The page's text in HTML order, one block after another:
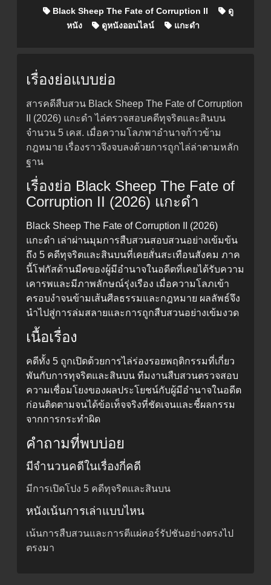
Black Sheep The Fate of Corruption II
ดู
หนัง
ดูหนังออนไลน์ แกะดำ
เรื่องย่อแบบย่อ
สารคดีสืบสวน Black Sheep The Fate of Corruption
II (2026) แกะดำ ไล่ตรวจสอบคดีทุจริตและสินบน
จำนวน 5 เคส. เมื่อความโลภพาอำนาจก้าวข้าม
กฎหมาย เรื่องราวจึงจบลงด้วยการถูกไล่ล่าตามหลัก
ฐาน
เรื่องย่อ Black Sheep The Fate of
Corruption II (2026) แกะดำ
Black Sheep The Fate of Corruption II (2026)
แกะดำ เล่าผ่านมุมการสืบสวนสอบสวนอย่างเข้มข้น
ถึง 5 คดีทุจริตและสินบนที่เคยสั่นสะเทือนสังคม ภาค
นี้โฟกัสด้านมืดของผู้มีอำนาจในอดีตที่เคยได้รับความ
เคารพและมีภาพลักษณ์รุ่งเรือง เมื่อความโลภเข้า
ครอบงำจนข้ามเส้นศีลธรรมและกฎหมาย ผลลัพธ์จึง
นำไปสู่การล่มสลายและการถูกสืบสวนอย่างเข้มงวด
เนื้อเรื่อง
คดีทั้ง 5 ถูกเปิดด้วยการไล่ร่องรอยพฤติกรรมที่เกี่ยว
พันกับการทุจริตและสินบน ทีมงานสืบสวนตรวจสอบ
ความเชื่อมโยงของผลประโยชน์กับผู้มีอำนาจในอดีต
ก่อนติดตามจนได้ข้อเท็จจริงที่ชัดเจนและชี้ผลกรรม
จากการกระทำผิด
คำถามที่พบบ่อย
มีจำนวนคดีในเรื่องกี่คดี
มีการเปิดโปง 5 คดีทุจริตและสินบน
หนังเน้นการเล่าแบบไหน
เน้นการสืบสวนและการตีแผ่คอร์รัปชันอย่างตรงไป
ตรงมา